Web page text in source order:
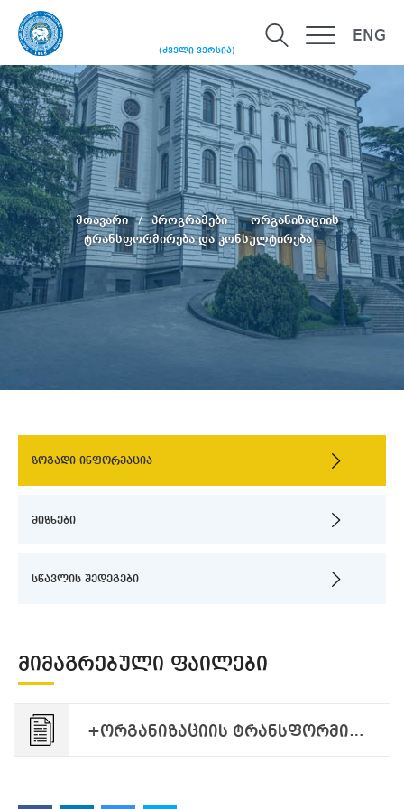
(ძველი ვერსია)
ENG
მთავარი პროგრამები
ორგანიზაციის
ტრანსფორმირება და კონსულტირება
ზოგადი ინფორმაცია
მიზნები
სწავლის შედეგები
ᲛᲘᲛᲐᲒᲠᲔᲑᲣᲚᲘ ᲤᲐᲘᲚᲔᲑᲘ
+ორგანიზაციის ტრანსფორმირება და კონსულტირება. MA პროგრამა_2026.pdf